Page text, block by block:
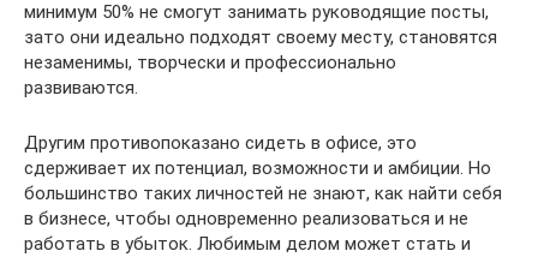
минимум 50% не смогут занимать руководящие посты,
зато они идеально подходят своему месту, становятся
незаменимы, творчески и профессионально
развиваются.
Другим противопоказано сидеть в офисе, это
сдерживает их потенциал, возможности и амбиции. Но
большинство таких личностей не знают, как найти себя
в бизнесе, чтобы одновременно реализоваться и не
работать в убыток. Любимым делом может стать и